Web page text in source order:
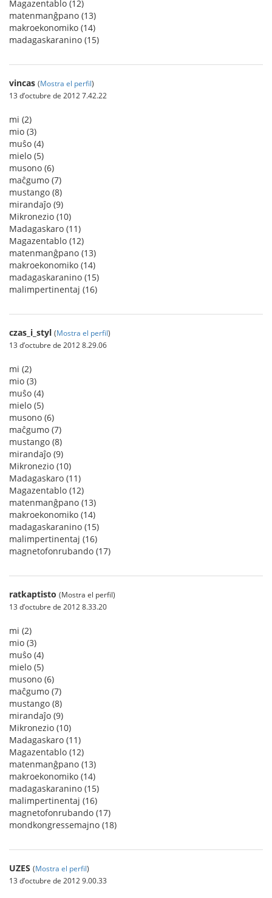
Magazentablo (12)
matenmanĝpano (13)
makroekonomiko (14)
madagaskaranino (15)
vincas (Mostra el perfil)
13 d’octubre de 2012 7.42.22
mi (2)
mio (3)
muŝo (4)
mielo (5)
musono (6)
maĉgumo (7)
mustango (8)
mirandaĵo (9)
Mikronezio (10)
Madagaskaro (11)
Magazentablo (12)
matenmanĝpano (13)
makroekonomiko (14)
madagaskaranino (15)
malimpertinentaj (16)
czas_i_styl (Mostra el perfil)
13 d’octubre de 2012 8.29.06
mi (2)
mio (3)
muŝo (4)
mielo (5)
musono (6)
maĉgumo (7)
mustango (8)
mirandaĵo (9)
Mikronezio (10)
Madagaskaro (11)
Magazentablo (12)
matenmanĝpano (13)
makroekonomiko (14)
madagaskaranino (15)
malimpertinentaj (16)
magnetofonrubando (17)
ratkaptisto (Mostra el perfil)
13 d’octubre de 2012 8.33.20
mi (2)
mio (3)
muŝo (4)
mielo (5)
musono (6)
maĉgumo (7)
mustango (8)
mirandaĵo (9)
Mikronezio (10)
Madagaskaro (11)
Magazentablo (12)
matenmanĝpano (13)
makroekonomiko (14)
madagaskaranino (15)
malimpertinentaj (16)
magnetofonrubando (17)
mondkongressemajno (18)
UZES (Mostra el perfil)
13 d’octubre de 2012 9.00.33